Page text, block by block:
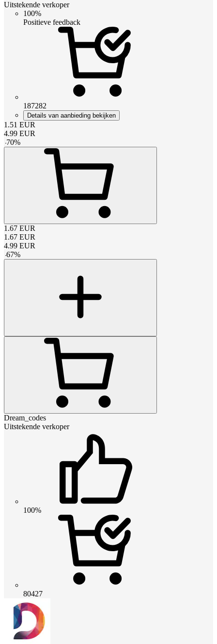
Uitstekende verkoper
100%
Positieve feedback
187282
Details van aanbieding bekijken
1.51 EUR
4.99 EUR
-70%
1.67 EUR
1.67 EUR
4.99 EUR
-67%
Dream_codes
Uitstekende verkoper
100%
80427